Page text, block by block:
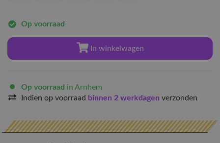
Op voorraad
In winkelwagen
Op voorraad in Arnhem
Indien op voorraad binnen 2 werkdagen verzonden